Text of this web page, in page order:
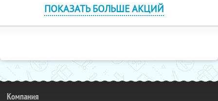
ПОКАЗАТЬ БОЛЬШЕ АКЦИЙ
Компания